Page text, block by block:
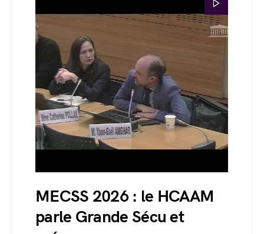
MECSS 2026 : le HCAAM
parle Grande Sécu et